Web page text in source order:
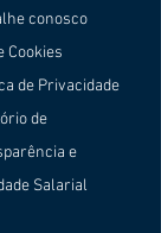
conosco
Cookies
de Privacidade
de
e
Salarial